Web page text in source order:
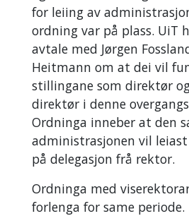
for leiing av
ordning var på plass. UiT
avtale med Jørgen
Heitmann om at dei vil
stillingane som direktør
direktør i denne
Ordninga inneber at den
administrasjonen vil
på delegasjon frå rektor.
Ordninga med
forlenga for same periode.